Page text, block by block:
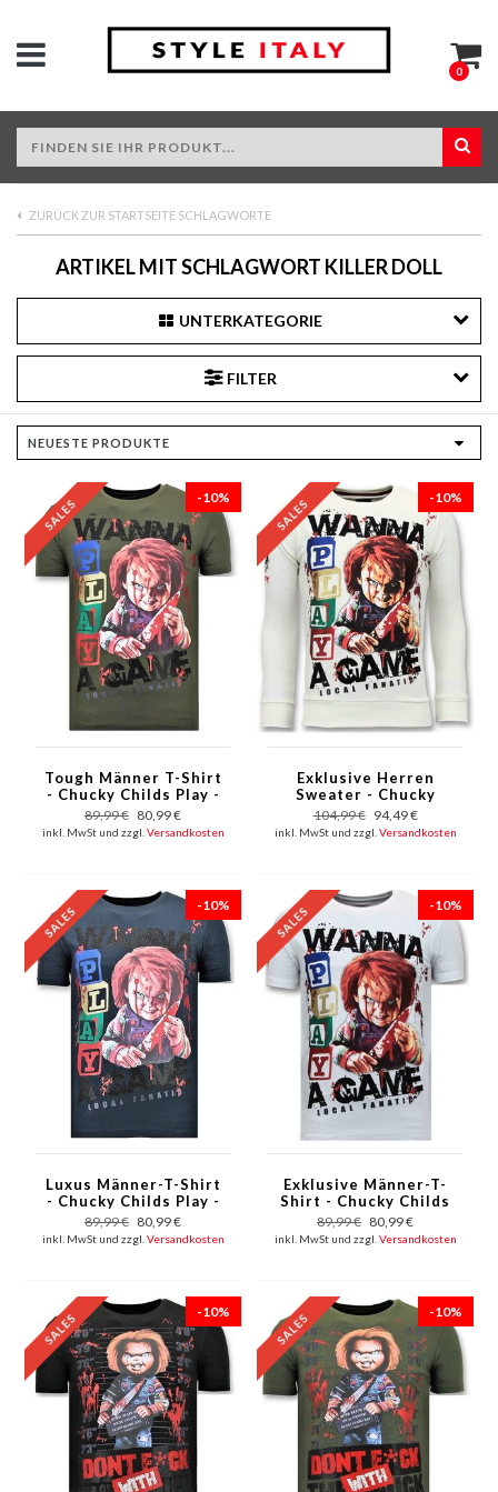
0
ZURÜCK ZUR STARTSEITE SCHLAGWORTE
ARTIKEL MIT SCHLAGWORT KILLER DOLL
UNTERKATEGORIE
FILTER
-10%
Tough Männer T-Shirt
- Chucky Childs Play -
Grün
89,99 € 80,99 €
inkl. MwSt und zzgl. Versandkosten
-10%
Exklusive Herren
Sweater - Chucky
Childs Play - Weiß
104,99 € 94,49 €
inkl. MwSt und zzgl. Versandkosten
-10%
Luxus Männer-T-Shirt
- Chucky Childs Play -
Navy
89,99 € 80,99 €
inkl. MwSt und zzgl. Versandkosten
-10%
Exklusive Männer-T-
Shirt - Chucky Childs
Play - Weiß
89,99 € 80,99 €
inkl. MwSt und zzgl. Versandkosten
-10% -10%